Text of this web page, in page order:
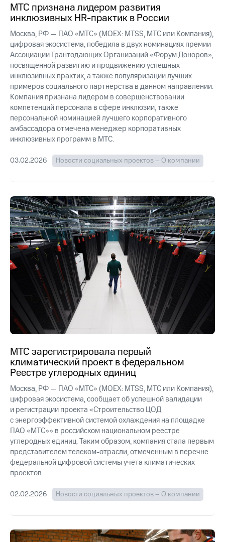
Программа
приобретения
Порядок
выкупа
акций
Дивиденды
Рынок
облигаций
Описание
Еврооблигации-2023
Уведомление
о
погашении
именных
облигаций
Другое
Регистратор
Контакты
развитие
деловая этика
На главную
МТС признана лидером развития
инклюзивных HR-практик в России
Москва, РФ — ПАО «МТС» (MOEX: MTSS, МТС или Компания),
цифровая экосистема, победила в двух номинациях премии
Ассоциации Грантодающих Организаций «Форум Доноров»,
посвященной развитию и продвижению успешных
инклюзивных практик, а также популяризации лучших
примеров социального партнерства в данном направлении.
Компания признана лидером в совершенствовании
компетенций персонала в сфере инклюзии, также
персональной номинацией лучшего корпоративного
амбассадора отмечена менеджер корпоративных
инклюзивных программ в МТС.
03.02.2026 Новости социальных проектов – О компании
МТС зарегистрировала первый
климатический проект в федеральном
Реестре углеродных единиц
Москва, РФ — ПАО «МТС» (MOEX: MTSS, МТС или Компания),
цифровая экосистема, сообщает об успешной валидации
и регистрации проекта «Строительство ЦОД
с энергоэффективной системой охлаждения на площадке
ПАО «МТС»» в российском национальном реестре
углеродных единиц. Таким образом, компания стала первым
представителем телеком-отрасли, отмеченным в перечне
федеральной цифровой системы учета климатических
проектов.
02.02.2026 Новости социальных проектов – О компании